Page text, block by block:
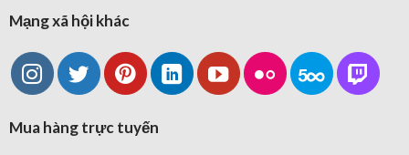
Mạng xã hội khác
Mua hàng trực tuyến